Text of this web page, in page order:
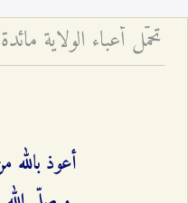
أعوذ بالله